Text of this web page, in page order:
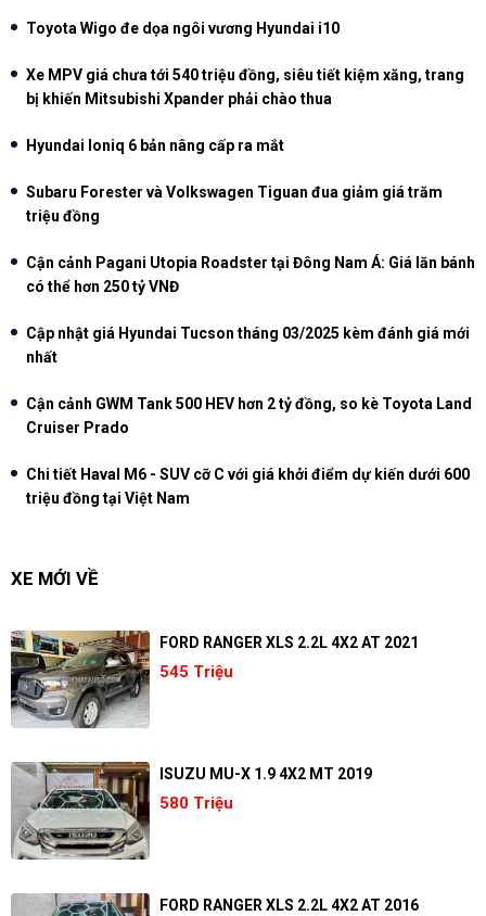
Toyota Wigo đe dọa ngôi vương Hyundai i10
Xe MPV giá chưa tới 540 triệu đồng, siêu tiết kiệm xăng, trang
bị khiến Mitsubishi Xpander phải chào thua
Hyundai Ioniq 6 bản nâng cấp ra mắt
Subaru Forester và Volkswagen Tiguan đua giảm giá trăm
triệu đồng
Cận cảnh Pagani Utopia Roadster tại Đông Nam Á: Giá lăn bánh
có thể hơn 250 tỷ VNĐ
Cập nhật giá Hyundai Tucson tháng 03/2025 kèm đánh giá mới
nhất
Cận cảnh GWM Tank 500 HEV hơn 2 tỷ đồng, so kè Toyota Land
Cruiser Prado
Chi tiết Haval M6 - SUV cỡ C với giá khởi điểm dự kiến dưới 600
triệu đồng tại Việt Nam
XE MỚI VỀ
FORD RANGER XLS 2.2L 4X2 AT 2021
545 Triệu
ISUZU MU-X 1.9 4X2 MT 2019
580 Triệu
FORD RANGER XLS 2.2L 4X2 AT 2016